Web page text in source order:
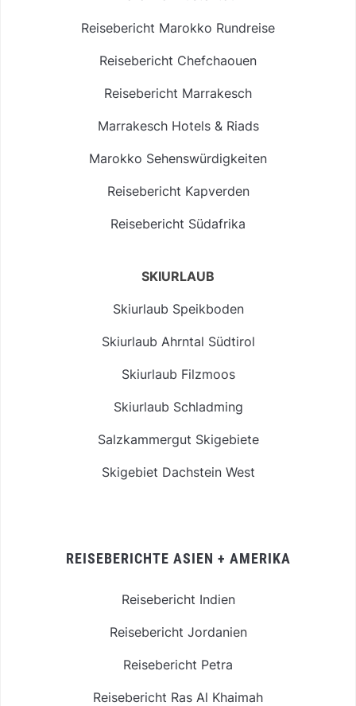
Reisebericht Marokko Rundreise
Reisebericht Chefchaouen
Reisebericht Marrakesch
Marrakesch Hotels & Riads
Marokko Sehenswürdigkeiten
Reisebericht Kapverden
Reisebericht Südafrika
SKIURLAUB
Skiurlaub Speikboden
Skiurlaub Ahrntal Südtirol
Skiurlaub Filzmoos
Skiurlaub Schladming
Salzkammergut Skigebiete
Skigebiet Dachstein West
REISEBERICHTE ASIEN + AMERIKA
Reisebericht Indien
Reisebericht Jordanien
Reisebericht Petra
Reisebericht Ras Al Khaimah